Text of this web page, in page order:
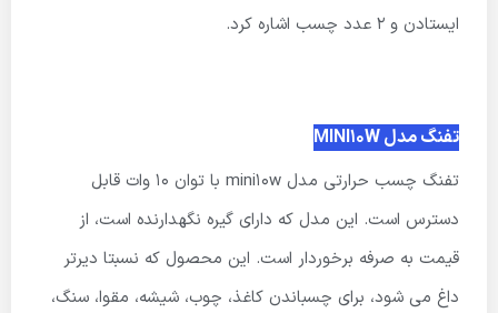
ایستادن و 2 عدد چسب اشاره کرد.
تفنگ مدل MINI10W
تفنگ چسب حرارتی مدل mini10w با توان 10 وات قابل
دسترس است. این مدل که دارای گیره نگهدارنده است، از
قیمت به صرفه برخوردار است. این محصول که نسبتا دیرتر
داغ می شود، برای چسباندن کاغذ، چوب، شیشه، مقوا، سنگ،